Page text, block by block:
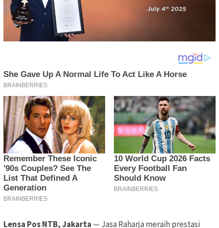
Lensa Pos NTB, Jakarta — Jasa Raharja meraih prestasi